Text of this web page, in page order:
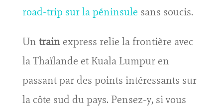
road-trip sur la péninsule sans soucis.
Un trainexpress relie la frontière avec
la Thaïlande et Kuala Lumpur en
passant par des points intéressants sur
la côte sud du pays. Pensez-y, si vous